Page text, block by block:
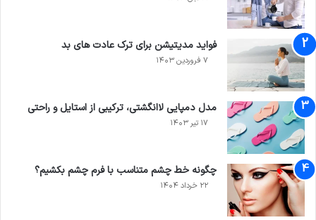
فواید مدیتیشن برای ترک عادت های بد
۷ فروردین ۱۴۰۳
مدل دمپایی لاانگشتی، ترکیبی از استایل و راحتی
۱۷ تیر ۱۴۰۳
چگونه خط چشم متناسب با فرم چشم بکشیم؟
۲۲ خرداد ۱۴۰۴